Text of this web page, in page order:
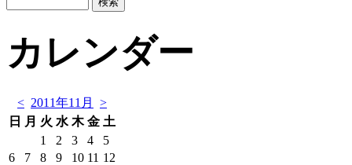
カレンダー
< 2011年11月
>
日
月 火 水 木 金 土
1
2 3 4
5
6
7 8 9 10 11 12